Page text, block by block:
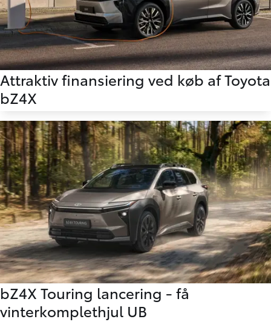
Attraktiv finansiering ved køb af Toyota
bZ4X
bZ4X Touring lancering - få
vinterkomplethjul UB